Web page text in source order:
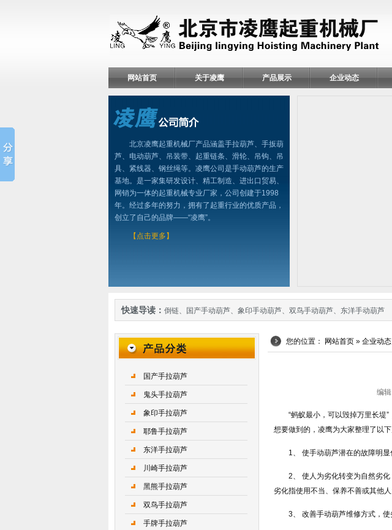
网站首页 关于凌鹰 产品展示 企业动态
北京凌鹰起重机械厂产品涵盖手拉葫芦、手扳葫
芦、电动葫芦、吊装带、起重链条、滑轮、吊钩、吊
具、紧线器、钢丝绳等。凌鹰公司是手动葫芦的生产
基地。是一家集研发设计、精工制造、进出口贸易、
网销为一体的起重机械专业厂家，公司创建于1998
年。经过多年的努力，拥有了起重行业的优质产品，
创立了自己的品牌——“凌鹰”。
【点击更多】
快速导读： 倒链、 国产手动葫芦、 象印手动葫芦、 双鸟手动葫芦、 东洋手动葫芦
您的位置： 网站首页 » 企业动态
编
“蚂蚁最小，可以毁掉万里长堤”
想要做到的，凌鹰为大家整理了以下
1、 使手动葫芦潜在的故障明显
2、 使人为劣化转变为自然劣
劣化指使用不当、保养不善或其他
3、 改善手动葫芦维修方式，使
国产手拉葫芦
鬼头手拉葫芦
象印手拉葫芦
耶鲁手拉葫芦
东洋手拉葫芦
川崎手拉葫芦
黑熊手拉葫芦
双鸟手拉葫芦
手牌手拉葫芦